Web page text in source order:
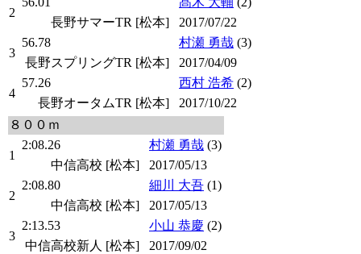
2
長野サマーTR [松本]
2017/07/22
3
56.78 村瀬 勇哉 (3)
長野スプリングTR [松本]
2017/04/09
4
57.26 西村 浩希 (2)
長野オータムTR [松本]
2017/10/22
８００ｍ
1
2:08.26 村瀬 勇哉 (3)
中信高校 [松本]
2017/05/13
2
2:08.80 細川 大吾 (1)
中信高校 [松本]
2017/05/13
3
2:13.53 小山 恭慶 (2)
中信高校新人 [松本]
2017/09/02